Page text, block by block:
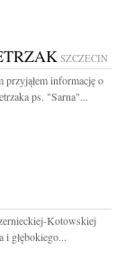
SZCZECIN
informację o
ps. "Sarna"...
Kotowskiej
i głębokiego...